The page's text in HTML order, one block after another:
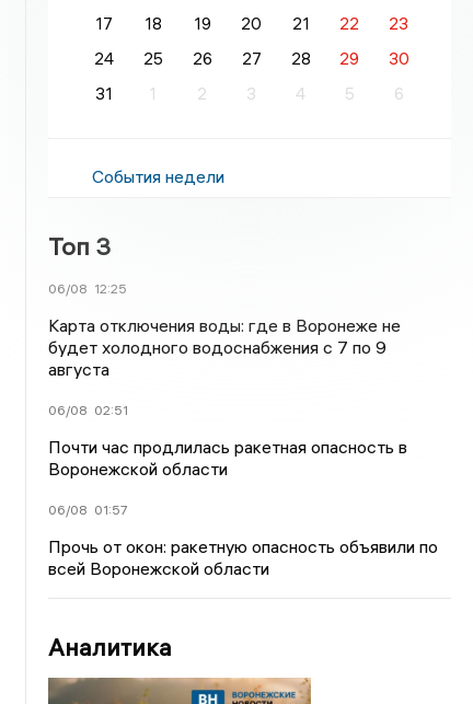
17
18 19 20 21 22
23
24
25 26 27 28 29
30
31
1 2 3 4 5 6
События недели
Топ 3
06/08 12:25
Карта отключения воды: где в Воронеже не
будет холодного водоснабжения с 7 по 9
августа
06/08 02:51
Почти час продлилась ракетная опасность в
Воронежской области
06/08 01:57
Прочь от окон: ракетную опасность объявили по
всей Воронежской области
Аналитика